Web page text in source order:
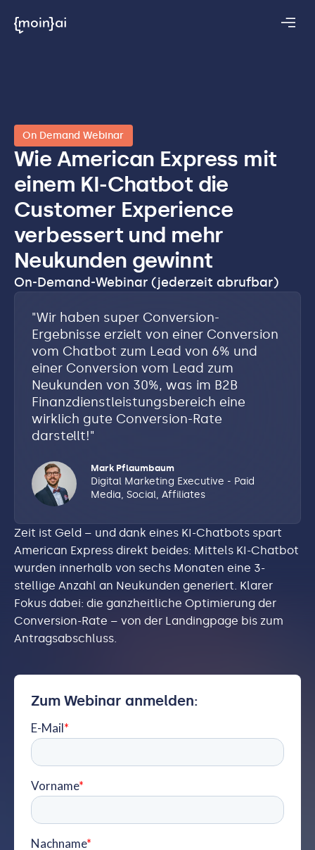
On Demand Webinar
Wie American Express mit
einem KI-Chatbot die
Customer Experience
verbessert und mehr
Neukunden gewinnt
On-Demand-Webinar (jederzeit abrufbar)
"Wir haben super Conversion-
Ergebnisse erzielt von einer Conversion
vom Chatbot zum Lead von 6% und
einer Conversion vom Lead zum
Neukunden von 30%, was im B2B
Finanzdienstleistungsbereich eine
wirklich gute Conversion-Rate
darstellt!"
Mark Pflaumbaum
Digital Marketing Executive - Paid
Media, Social, Affiliates
Zeit ist Geld – und dank eines KI-Chatbots spart
American Express direkt beides: Mittels KI-Chatbot
wurden innerhalb von sechs Monaten eine 3-
stellige Anzahl an Neukunden generiert. Klarer
Fokus dabei: die ganzheitliche Optimierung der
Conversion-Rate – von der Landingpage bis zum
Antragsabschluss.
Zum Webinar anmelden: